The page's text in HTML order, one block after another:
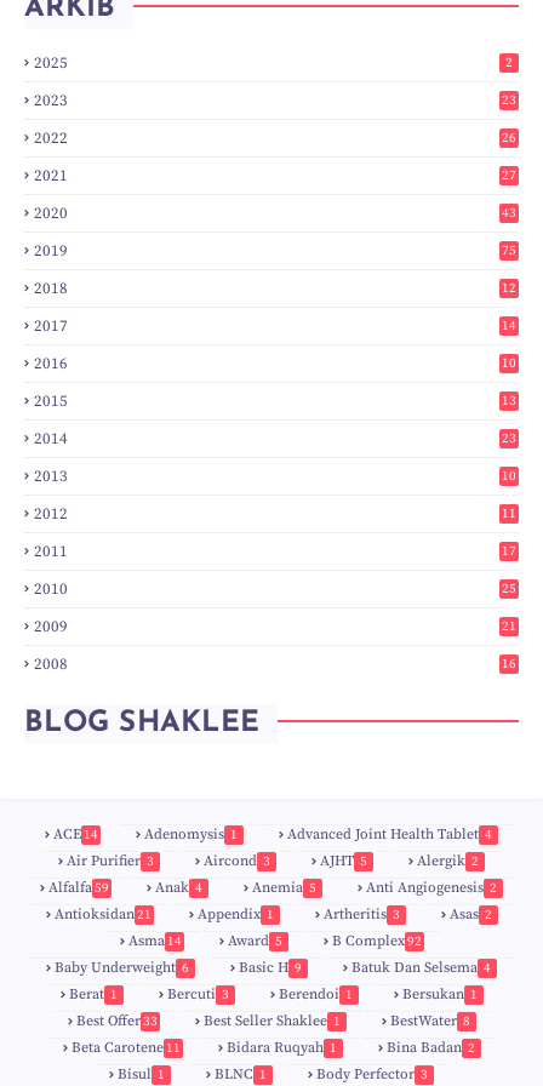
ARKIB
2025 2
2023 23
2022 26
2021 27
2020 43
2019 75
2018
12
8
2017
14
2016
10
3
2015
13
7
2014
23
2
2013
10
0
2012
11
3
2011
17
2010
25
0
2009
21
2008
16
BLOG SHAKLEE
ACE 14 Adenomysis 1 Advanced Joint Health Tablet 4
Air Purifier 3 Aircond 3 AJHT 5 Alergik 2
Alfalfa59 Anak 4 Anemia 5 Anti Angiogenesis 2
Antioksidan21 Appendix 1 Artheritis 3 Asas 2
Asma 14 Award 5 B Complex92
Baby Underweight 6 Basic H 9 Batuk Dan Selsema 4
Berat 1 Bercuti 3 Berendoi 1 Bersukan 1
Best Offer33 Best Seller Shaklee 1 BestWater 8
Beta Carotene 11 Bidara Ruqyah 1 Bina Badan 2
Bisul 1 BLNC 1 Body Perfector 3